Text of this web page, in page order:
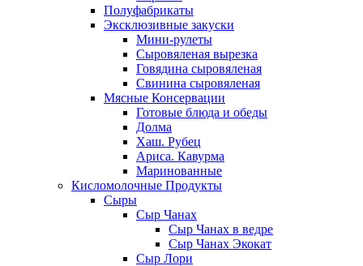
Полуфабрикаты
Эксклюзивные закуски
Мини-рулеты
Сыровяленая вырезка
Говядина сыровяленая
Свинина сыровяленая
Мясные Консервации
Готовые блюда и обеды
Долма
Хаш. Рубец
Ариса. Кавурма
Маринованные
Кисломолочные Продукты
Сыры
Сыр Чанах
Сыр Чанах в ведре
Сыр Чанах Экокат
Сыр Лори